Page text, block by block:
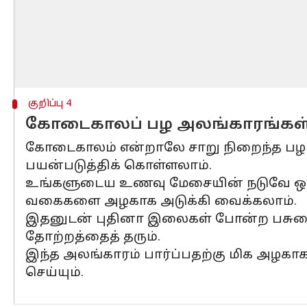
குறிப்பு 4
கோடைகாலப் பழ
கோடைகாலம் என்றாலே சாறு நிறைந்த
பயன்படுத்திக் கொள்ளலாம்.
உங்களுடைய உணவு மேசையின் நடுவே
வகைகளை அழகாக அடுக்கி வைக்கலாம்.
இதனுடன் புதினா இலைகள் போன்ற
தோற்றத்தைத் தரும்.
இந்த அலங்காரம் பார்ப்பதற்கு மிக
செய்யும்.